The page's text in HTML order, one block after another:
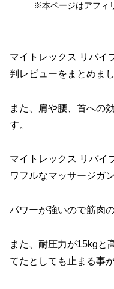
※本ページはアフィ
マイトレックス リバイ
判レビューをまとめまし
また、肩や腰、首への
す。
マイトレックス リバイ
ワフルなマッサージガン
パワーが強いので筋肉
また、耐圧力が15kgと
てたとしても止まる事